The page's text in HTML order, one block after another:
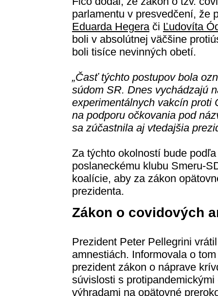
parlamentu v presvedčení, že
Eduarda Hegerači Ľudovíta
boli v absolútnej väčšine
boli tisíce nevinných obetí.
„Časť týchto postupov bola
súdom SR. Dnes vychádzajú
experimentálnych vakcín proti
na podporu očkovania pod
sa zúčastnila aj vtedajšia
Za týchto okolností bude
poslaneckému klubu Smeru-
koalície, aby za zákon
prezidenta.
Zákon o covidových
Prezident Peter Pellegrini
amnestiách. Informovala o
prezident zákon o náprave
súvislosti s
výhradami na opätovné